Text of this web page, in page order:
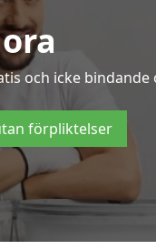
och icke
förpliktelser